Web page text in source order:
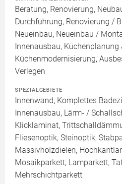
Beratung, Renovierung,
Durchführung, Renovierung /
Neueinbau, Neueinbau /
Innenausbau, Küchenplanung
Küchenmodernisierung,
Verlegen
SPEZIALGEBIETE
Innenwand, Komplettes
Innenausbau, Lärm- /
Klicklaminat,
Fliesenoptik, Steinoptik,
Massivholzdielen,
Mosaikparkett, Lamparkett,
Mehrschichtparkett